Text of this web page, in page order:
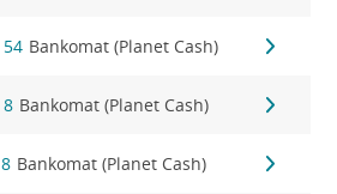
Bankomat (Planet Cash)
Bankomat (Planet Cash)
Bankomat (Planet Cash)